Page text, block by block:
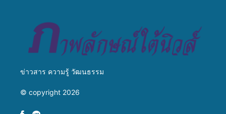
ข่าวสาร ความรู้ วัฒนธรรม
© copyright 2026